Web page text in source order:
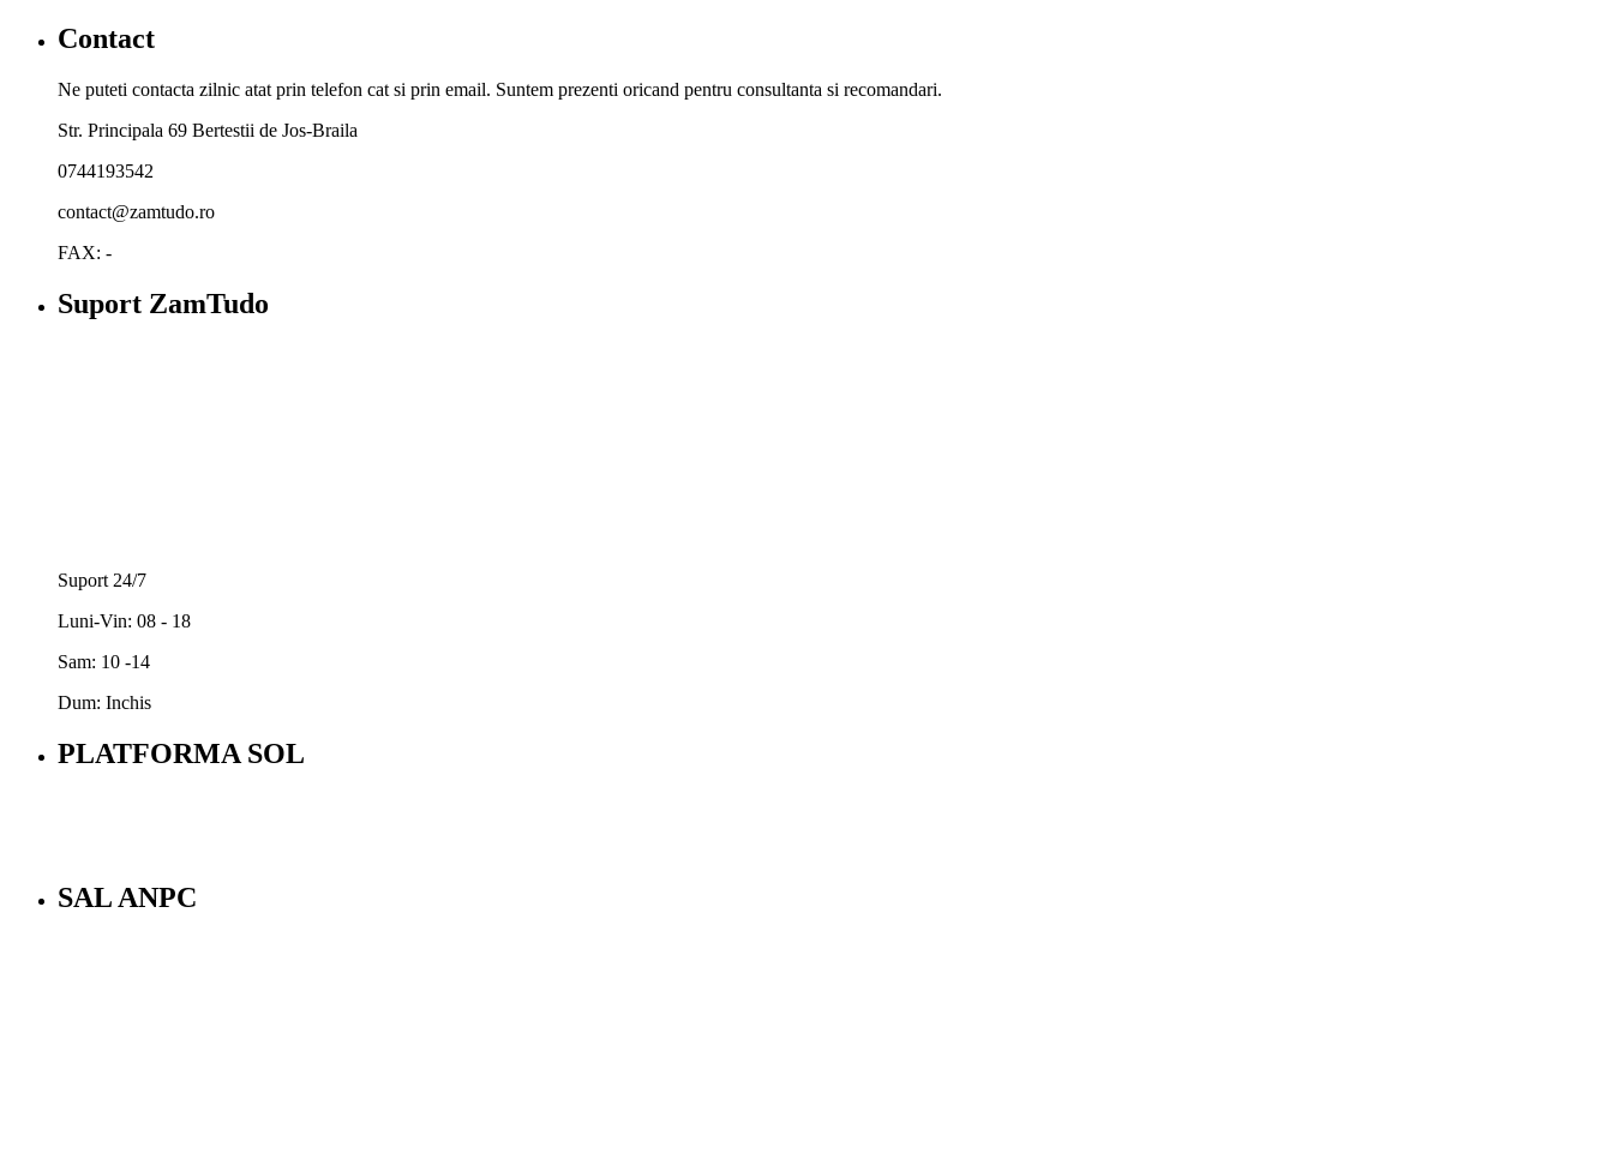
Contact
Ne puteti contacta zilnic atat prin telefon cat si prin email. Suntem prezenti oricand pentru consultanta si recomandari.
Str. Principala 69 Bertestii de Jos-Braila
0744193542
contact@zamtudo.ro
FAX: -
Suport ZamTudo
Suport 24/7
Luni-Vin: 08 - 18
Sam: 10 -14
Dum: Inchis
PLATFORMA SOL
SAL ANPC